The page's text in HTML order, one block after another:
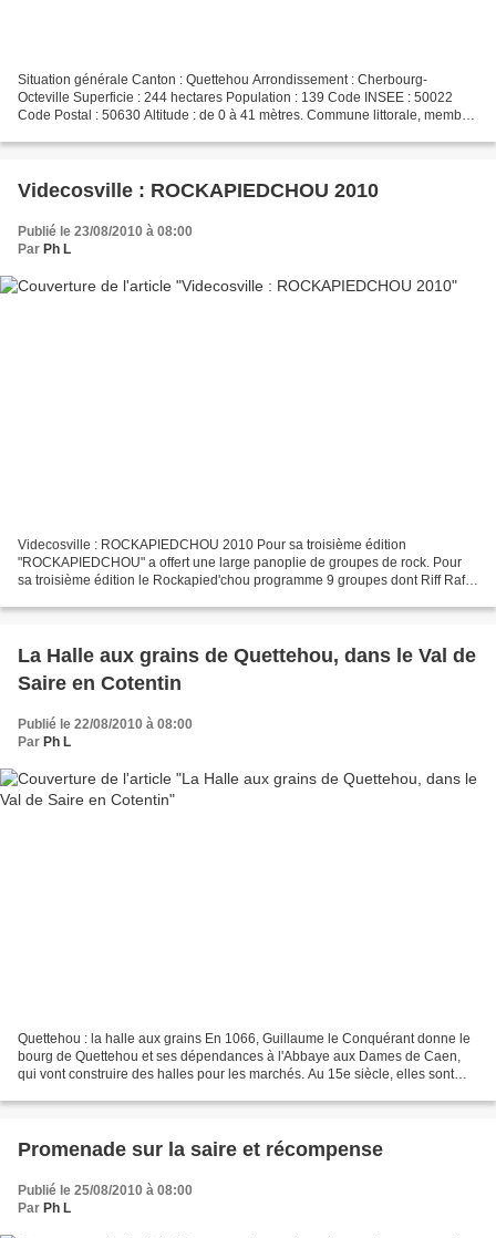
Situation générale Canton : Quettehou Arrondissement : Cherbourg-
Octeville Superficie : 244 hectares Population : 139 Code INSEE : 50022
Code Postal : 50630 Altitude : de 0 à 41 mètres. Commune littorale, membre
Videcosville : ROCKAPIEDCHOU 2010
Publié le 23/08/2010 à 08:00
Par Ph L
Videcosville : ROCKAPIEDCHOU 2010 Pour sa troisième édition
"ROCKAPIEDCHOU" a offert une large panoplie de groupes de rock. Pour
sa troisième édition le Rockapied'chou programme 9 groupes dont Riff Raff,
La Halle aux grains de Quettehou, dans le Val de
Saire en Cotentin
Publié le 22/08/2010 à 08:00
Par Ph L
Quettehou : la halle aux grains En 1066, Guillaume le Conquérant donne le
bourg de Quettehou et ses dépendances à l'Abbaye aux Dames de Caen,
qui vont construire des halles pour les marchés. Au 15e siècle, elles sont
Promenade sur la saire et récompense
Publié le 25/08/2010 à 08:00
Par Ph L